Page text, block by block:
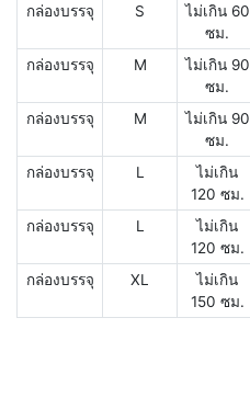
กล่องบรรจุ S
ไม่เกิน 60
ซม.
กล่องบรรจุ M
ไม่เกิน 90
ซม.
กล่องบรรจุ M
ไม่เกิน 90
ซม.
กล่องบรรจุ L
ไม่เกิน
120 ซม.
กล่องบรรจุ L
ไม่เกิน
120 ซม.
กล่องบรรจุ XL
ไม่เกิน
150 ซม.